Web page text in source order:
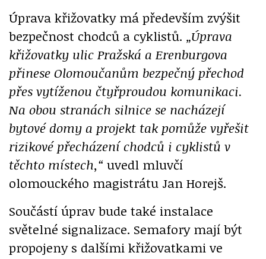
Úprava křižovatky má především zvýšit
bezpečnost chodců a cyklistů. „Úprava
křižovatky ulic Pražská a Erenburgova
přinese Olomoučanům bezpečný přechod
přes vytíženou čtyřproudou komunikaci.
Na obou stranách silnice se nacházejí
bytové domy a projekt tak pomůže vyřešit
rizikové přecházení chodců i cyklistů v
těchto místech,“ uvedl mluvčí
olomouckého magistrátu Jan Horejš.
Součástí úprav bude také instalace
světelné signalizace. Semafory mají být
propojeny s dalšími křižovatkami ve